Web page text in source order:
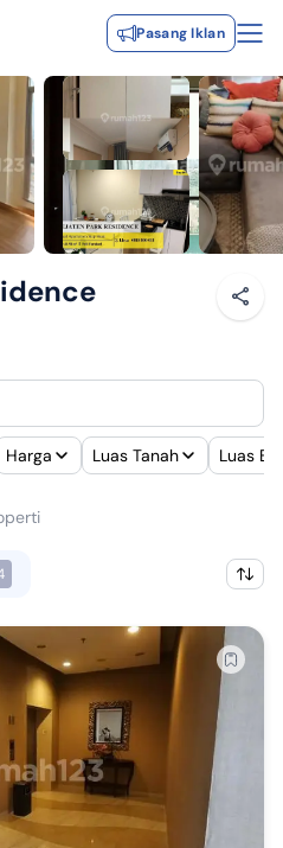
Pasang Iklan
Harga Luas Tanah Luas